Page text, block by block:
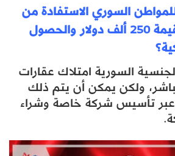
السوري الاستفادة من
شرط شراء عقار بقيمة 250 ألف دولار والحصول
السورية امتلاك عقارات
ولكن يمكن أن يتم ذلك
تأسيس شركة خاصة وشراء